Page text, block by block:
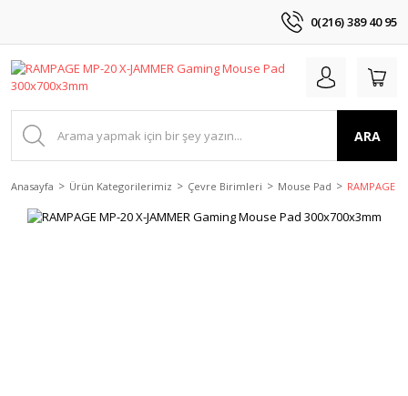
0(216) 389 40 95
ARA
Anasayfa Ürün Kategorilerimiz Çevre Birimleri Mouse Pad RAMPAGE